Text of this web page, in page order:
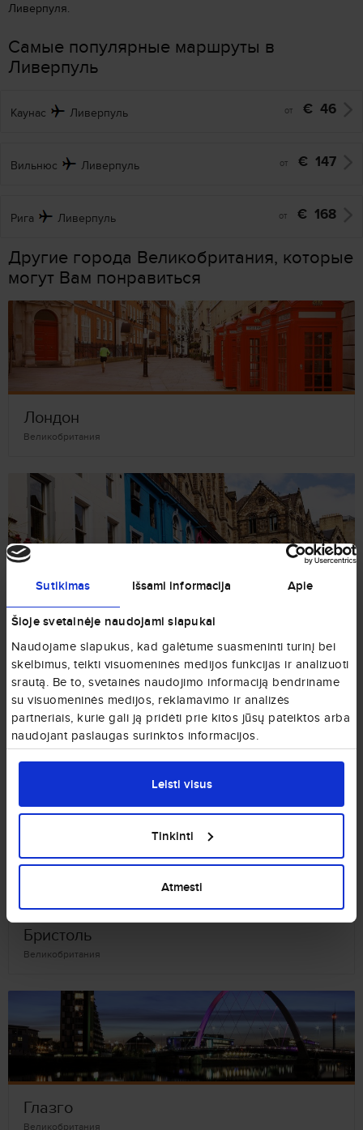
Sutikimas Išsami informacija Apie
Šioje svetainėje naudojami slapukai
Naudojame slapukus, kad galėtume suasmeninti turinį bei
skelbimus, teikti visuomeninės medijos funkcijas ir analizuoti
srautą. Be to, svetainės naudojimo informaciją bendriname
su visuomeninės medijos, reklamavimo ir analizės
partneriais, kurie gali ją pridėti prie kitos jūsų pateiktos arba
naudojant paslaugas surinktos informacijos.
Leisti visus
Tinkinti
Atmesti
Ливерпуля.
Самые популярные маршруты в
Ливерпуль
Каунас Ливерпуль от € 46
Вильнюс Ливерпуль от € 147
Рига Ливерпуль от € 168
Другие города Великобритания, которые
могут Вам понравиться
Лондон
Великобритания
Эдинбург
Великобритания
Манчестер
Бристоль
Великобритания
Глазго
Великобритания